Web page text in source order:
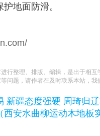
地面防滑。
行整理、排版、编辑，是出于相
问题，请作者在及时联系本站，我
新疆态度强硬 周琦归
安水曲柳运动木地板